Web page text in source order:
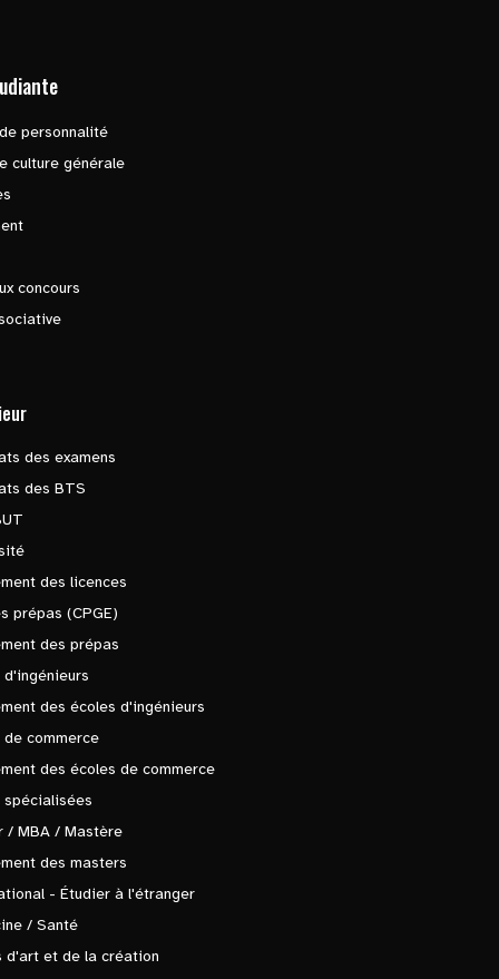
personnalité
culture générale
concours
des examens
des BTS
des licences
prépas (CPGE)
des prépas
d'ingénieurs
des écoles d'ingénieurs
de commerce
des écoles de commerce
spécialisées
/ MBA / Mastère
des masters
- Étudier à l'étranger
/ Santé
d'art et de la création